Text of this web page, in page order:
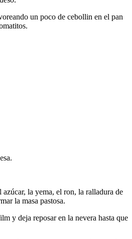
un poco de cebollin en el pan
la yema, el ron, la ralladura de
la masa pastosa.
y deja reposar en la nevera hasta que